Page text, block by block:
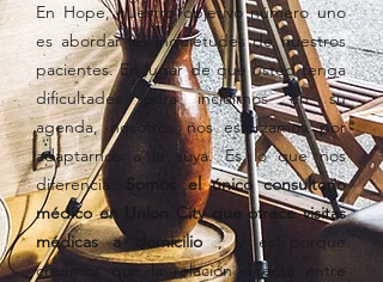
En Hope, nuestro objetivo número uno
es abordar las inquietudes de nuestros
pacientes. En lugar de que usted tenga
dificultades para incluirnos en su
agenda, nosotros nos esforzamos por
adaptarnos a la suya. Es lo que nos
diferencia. Somos el único consultorio
médico en Union City que ofrece visitas
médicas a domicilio, y es porque
creemos que la relación directa entre